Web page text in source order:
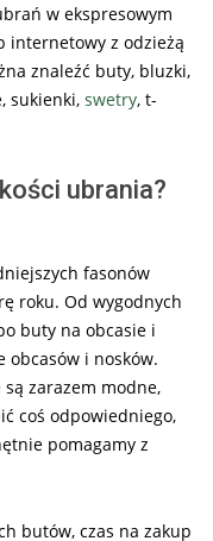
w ekspresowym
internetowy z odzieżą
znaleźć buty, bluzki,
sukienki, swetry, t-
ubrania?
fasonów
roku. Od wygodnych
buty na obcasie i
obcasów i nosków.
zarazem modne,
coś odpowiedniego,
pomagamy z
butów, czas na zakup